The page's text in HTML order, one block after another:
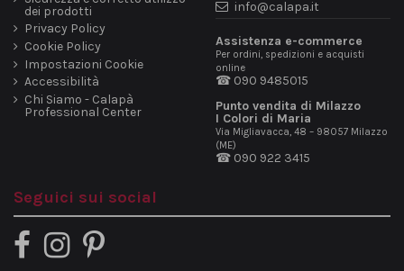
dei prodotti
Privacy Policy
Cookie Policy
Impostazioni Cookie
Accessibilità
Chi Siamo - Calapà
Professional Center
info@calapa.it
Assistenza e-commerce
Per ordini, spedizioni e acquisti
online
☎ 090 9485015
Punto vendita di Milazzo
I Colori di Maria
Via Migliavacca, 48 – 98057 Milazzo
(ME)
☎ 090 922 3415
Seguici sui social